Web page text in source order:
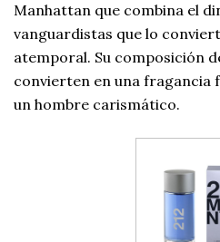
Manhattan que combina el
vanguardistas que lo
atemporal. Su composición
convierten en una fragancia
un hombre carismático.